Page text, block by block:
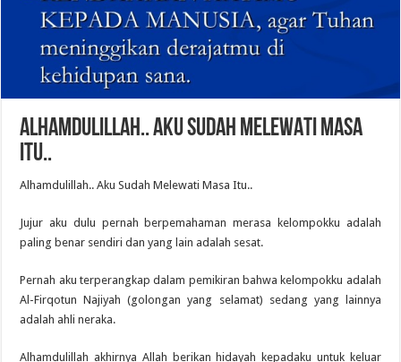
ALHAMDULILLAH.. AKU SUDAH MELEWATI MASA
ITU..
Alhamdulillah.. Aku Sudah Melewati Masa Itu..
Jujur aku dulu pernah berpemahaman merasa kelompokku adalah
paling benar sendiri dan yang lain adalah sesat.
Pernah aku terperangkap dalam pemikiran bahwa kelompokku adalah
Al-Firqotun Najiyah (golongan yang selamat) sedang yang lainnya
adalah ahli neraka.
Alhamdulillah akhirnya Allah berikan hidayah kepadaku untuk keluar